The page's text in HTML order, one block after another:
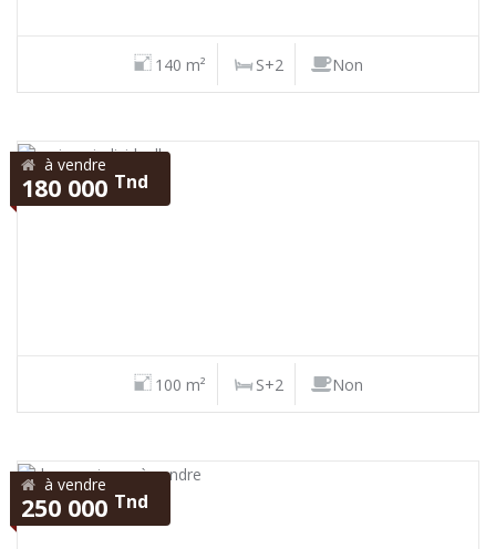
140 m² S+2 Non
à vendre
180 000 Tnd
100 m² S+2 Non
à vendre
250 000 Tnd